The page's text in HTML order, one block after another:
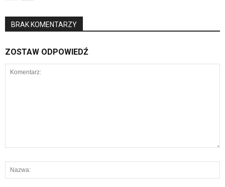
BRAK KOMENTARZY
ZOSTAW ODPOWIEDŹ